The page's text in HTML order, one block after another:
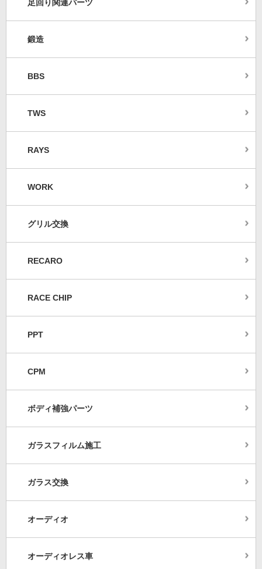
足回り関連パーツ
鍛造
BBS
TWS
RAYS
WORK
グリル交換
RECARO
RACE CHIP
PPT
CPM
ボディ補強パーツ
ガラスフィルム施工
ガラス交換
オーディオ
オーディオレス車